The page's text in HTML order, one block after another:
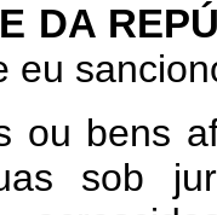
DA
eu
ou bens
sob